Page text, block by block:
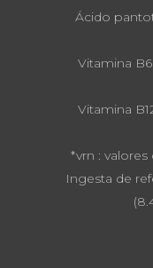
Ácido
*vrn :
Ingesta de